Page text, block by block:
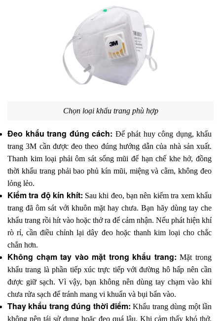
Chọn loại khẩu trang phù hợp
Đeo khẩu trang đúng cách: Để phát huy công dụng, khẩu
trang 3M cần được đeo theo đúng hướng dẫn của nhà sản xuất.
Thanh kim loại phải ôm sát sống mũi để hạn chế khe hở, đồng
thời khẩu trang phải bao phủ kín mũi, miệng và cằm, không đeo
lỏng lẻo.
Kiểm tra độ kín khít: Sau khi đeo, bạn nên kiểm tra xem khẩu
trang đã ôm sát với khuôn mặt hay chưa. Bạn hãy dùng tay che
khẩu trang rồi hít vào hoặc thở ra để cảm nhận. Nếu phát hiện khí
rò rỉ, cần điều chỉnh lại dây đeo hoặc thanh kim loại cho chắc
chắn hơn.
Không chạm tay vào mặt trong khẩu trang: Mặt trong
khẩu trang là phần tiếp xúc trực tiếp với đường hô hấp nên cần
được giữ sạch. Vì vậy, bạn không nên dùng tay chạm vào khi
chưa rửa sạch để tránh mang vi khuẩn và bụi bẩn vào.
Thay khẩu trang đúng thời điểm: Khẩu trang dùng một lần
không nên tái sử dụng hoặc đeo quá lâu. Khi cảm thấy khó thở,